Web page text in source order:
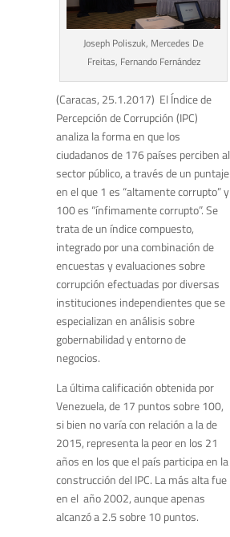
Joseph Poliszuk, Mercedes De
Freitas, Fernando Fernández
(Caracas, 25.1.2017) El Índice de
Percepción de Corrupción (IPC)
analiza la forma en que los
ciudadanos de 176 países perciben al
sector público, a través de un puntaje
en el que 1 es “altamente corrupto” y
100 es “ínfimamente corrupto”. Se
trata de un índice compuesto,
integrado por una combinación de
encuestas y evaluaciones sobre
corrupción efectuadas por diversas
instituciones independientes que se
especializan en análisis sobre
gobernabilidad y entorno de
negocios.
La última calificación obtenida por
Venezuela, de 17 puntos sobre 100,
si bien no varía con relación a la de
2015, representa la peor en los 21
años en los que el país participa en la
construcción del IPC. La más alta fue
en el año 2002, aunque apenas
alcanzó a 2.5 sobre 10 puntos.